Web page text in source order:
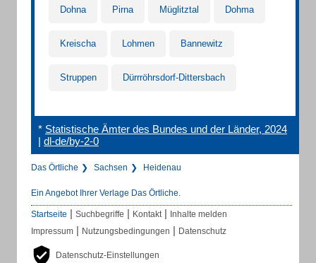
Dohna Pirna Müglitztal Dohma
Kreischa Lohmen Bannewitz
Struppen Dürrröhrsdorf-Dittersbach
* Statistische Ämter des Bundes und der Länder, 2024
| dl-de/by-2-0
Das Örtliche Sachsen Heidenau
Ein Angebot Ihrer Verlage Das Örtliche.
Startseite | Suchbegriffe | Kontakt | Inhalte melden
Impressum | Nutzungsbedingungen | Datenschutz
Datenschutz-Einstellungen